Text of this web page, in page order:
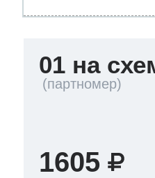
01 на
1605